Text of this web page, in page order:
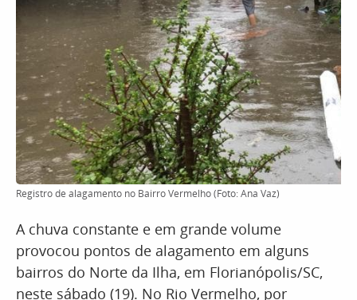
Registro de alagamento no Bairro Vermelho (Foto: Ana Vaz)
A chuva constante e em grande volume
provocou pontos de alagamento em alguns
bairros do Norte da Ilha, em Florianópolis/SC,
neste sábado (19). No Rio Vermelho, por